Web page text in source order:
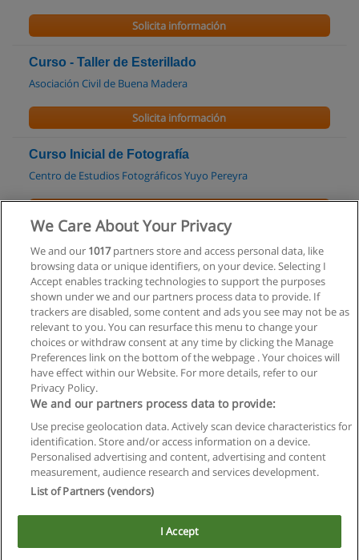
Solicita información
Curso - Taller de Esterillado
Asociación Civil de Buena Madera
Solicita información
Curso Inicial de Fotografía
Centro de Estudios Fotográficos Yuyo Pereyra
Curso Superior de Fotografía
Centro de Estudios Fotográficos Yuyo Pereyra
Solicita información
Privacidad de datos
Contactar con Educaedu
Copyright © Educaedu Business S.L. - CIF : B-95610580: -
We Care About Your Privacy
We and our 1017partners store and access personal data, like
browsing data or unique identifiers, on your device. Selecting I
Accept enables tracking technologies to support the purposes
shown under we and our partners process data to provide. If
trackers are disabled, some content and ads you see may not be as
relevant to you. You can resurface this menu to change your
choices or withdraw consent at any time by clicking the Manage
Preferences link on the bottom of the webpage . Your choices will
have effect within our Website. For more details, refer to our
Privacy Policy.
We and our partners process data to provide:
Use precise geolocation data. Actively scan device characteristics for
identification. Store and/or access information on a device.
Personalised advertising and content, advertising and content
measurement, audience research and services development.
List of Partners (vendors)
I Accept